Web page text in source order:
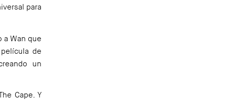
para
a Wan que
de
un
Cape. Y